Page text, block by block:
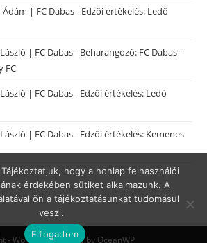
| FC Dabas- Edzői értékelés: Ledő
| FC Dabas- Beharangozó: FC Dabas –
FC
| FC Dabas- Edzői értékelés: Ledő
| FC Dabas- Edzői értékelés: Kemenes
- WordPress Theme by OceanWP
hogy a honlap felhasználói
érdekében sütiket alkalmazunk. A
ön a tájékoztatásunkat tudomásul
veszi.
Elfogadom